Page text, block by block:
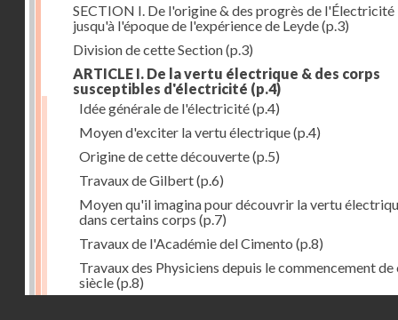
SECTION I. De l'origine & des progrès de l'Électricité
jusqu'à l'époque de l'expérience de Leyde(p.3)
Division de cette Section(p.3)
ARTICLE I. De la vertu électrique & des corps
susceptibles d'électricité (p.4)
Idée générale de l'électricité(p.4)
Moyen d'exciter la vertu électrique(p.4)
Origine de cette découverte(p.5)
Travaux de Gilbert(p.6)
Moyen qu'il imagina pour découvrir la vertu
dans certains corps (p.7)
Travaux de l'Académie del Cimento (p.8)
Travaux des Physiciens depuis le commencement de
siècle(p.8)